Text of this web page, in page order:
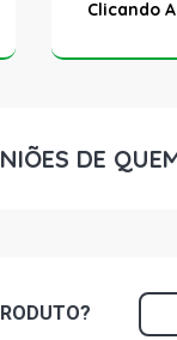
Clicando
DE